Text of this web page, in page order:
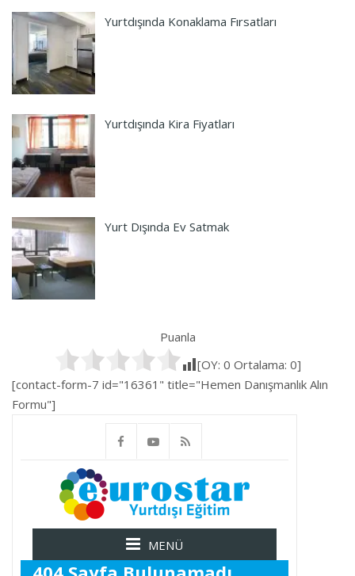
Yurtdışında Konaklama Fırsatları
Yurtdışında Kira Fiyatları
Yurt Dışında Ev Satmak
Puanla
[OY: 0 Ortalama: 0]
[contact-form-7 id="16361" title="Hemen Danışmanlık Alın
Formu"]